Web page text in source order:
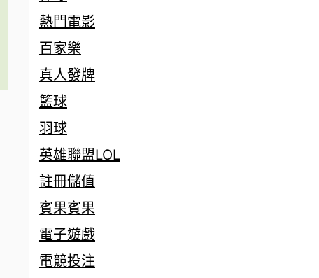
熱門電影
百家樂
真人發牌
籃球
羽球
英雄聯盟LOL
註冊儲值
賓果賓果
電子遊戲
電競投注